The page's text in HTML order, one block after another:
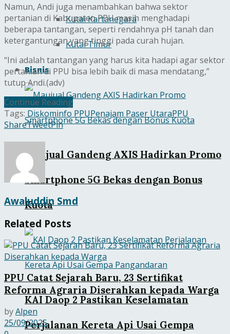
Kutai Kartanegara
Kutai Timur
Bisnis
Maujual Gandeng AXIS Hadirkan Promo
Smartphone 5G Bekas dengan Bonus
Kuota
KAI Daop 2 Pastikan Keselamatan
Perjalanan Kereta Api Usai Gempa
Namun, Andi juga menambahkan bahwa sektor
pertanian di Kabupaten PPU masih menghadapi
beberapa tantangan, seperti rendahnya pH tanah dan
ketergantungan yang tinggi pada curah hujan.
“Ini adalah tantangan yang harus kita hadapi agar sektor
pertanian di PPU bisa lebih baik di masa mendatang,”
tutup Andi.(adv)
Continue Reading
Tags: Diskominfo PPUPenajam Paser UtaraPPU
ShareTweetPin
Awaluddin Smd
Related Posts
PPU Catat Sejarah Baru, 23 Sertifikat
Reforma Agraria Diserahkan kepada Warga
byAlpen
25/09/2025